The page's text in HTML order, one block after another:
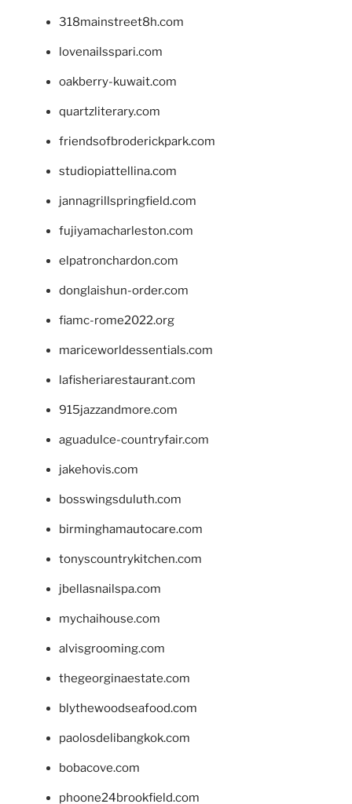
318mainstreet8h.com
lovenailsspari.com
oakberry-kuwait.com
quartzliterary.com
friendsofbroderickpark.com
studiopiattellina.com
jannagrillspringfield.com
fujiyamacharleston.com
elpatronchardon.com
donglaishun-order.com
fiamc-rome2022.org
mariceworldessentials.com
lafisheriarestaurant.com
915jazzandmore.com
aguadulce-countryfair.com
jakehovis.com
bosswingsduluth.com
birminghamautocare.com
tonyscountrykitchen.com
jbellasnailspa.com
mychaihouse.com
alvisgrooming.com
thegeorginaestate.com
blythewoodseafood.com
paolosdelibangkok.com
bobacove.com
phoone24brookfield.com